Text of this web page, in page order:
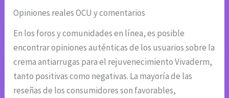
Opiniones reales OCU y comentarios
En los foros y comunidades en línea, es posible
encontrar opiniones auténticas de los usuarios sobre la
crema antiarrugas para el rejuvenecimiento Vivaderm,
tanto positivas como negativas. La mayoría de las
reseñas de los consumidores son favorables,